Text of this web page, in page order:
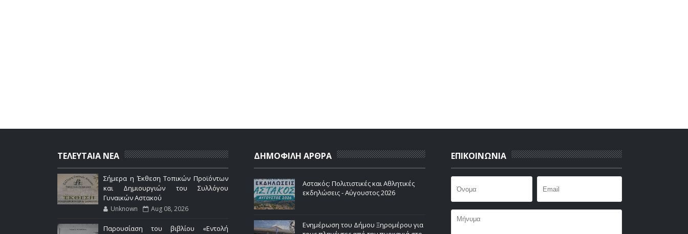
ΤΕΛΕΥΤΑΙΑ ΝΕΑ
Σήμερα η Έκθεση Τοπικών Προϊόντων
και Δημιουργιών του Συλλόγου
Γυναικών Αστακού
Unknown Aug 08, 2026
Παρουσίαση του βιβλίου «Εντολή
ΔΗΜΟΦΙΛΗ ΑΡΘΡΑ
Αστακός: Πολιτιστικές και Αθλητικές
εκδηλώσεις - Αύγουστος 2026
Ενημέρωση του Δήμου Ξηρομέρου για
ΕΠΙΚΟΙΝΩΝΙΑ